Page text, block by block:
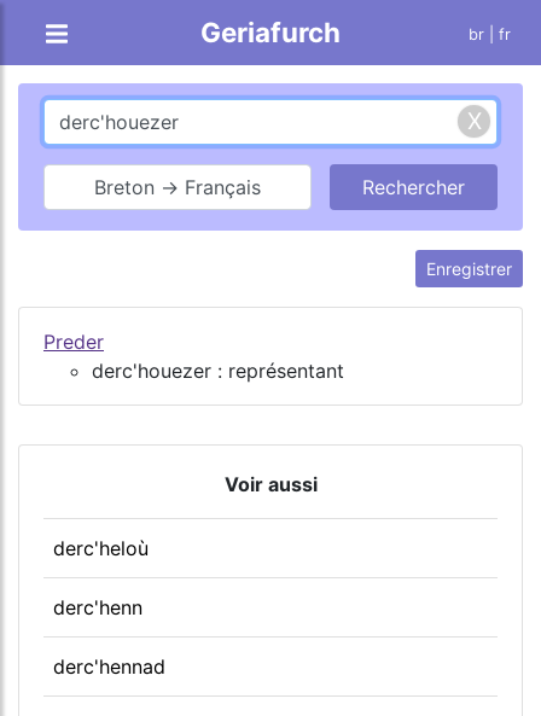
Geriafurch br | fr
Breton → Français
Enregistrer
Preder
derc'houezer : représentant
Voir aussi
derc'heloù
derc'henn
derc'hennad